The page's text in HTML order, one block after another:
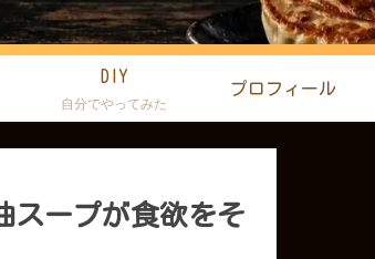
DIY
自分でやってみた
プロフィール
ープが食欲をそ